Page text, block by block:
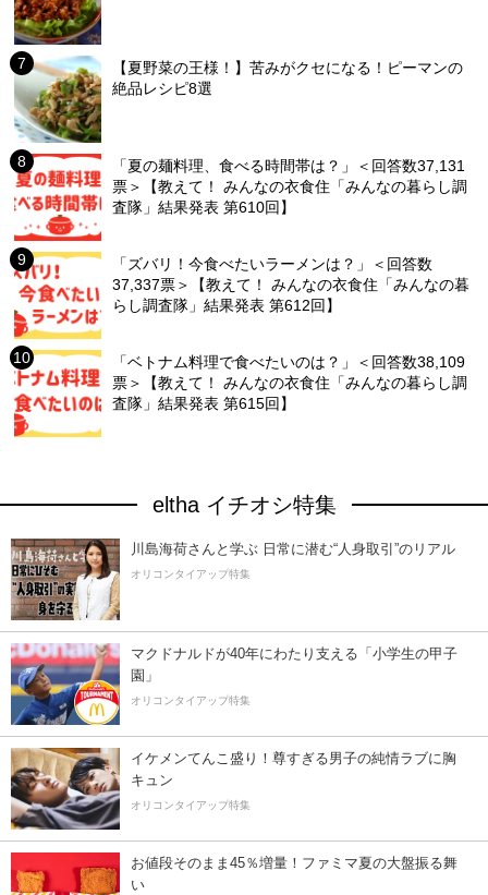
【夏野菜の王様！】苦みがクセになる！ピーマンの
絶品レシピ8選
「夏の麺料理、食べる時間帯は？」＜回答数37,131
票＞【教えて！ みんなの衣食住「みんなの暮らし調
査隊」結果発表 第610回】
「ズバリ！今食べたいラーメンは？」＜回答数
37,337票＞【教えて！ みんなの衣食住「みんなの暮
らし調査隊」結果発表 第612回】
「ベトナム料理で食べたいのは？」＜回答数38,109
票＞【教えて！ みんなの衣食住「みんなの暮らし調
査隊」結果発表 第615回】
eltha イチオシ特集
川島海荷さんと学ぶ 日常に潜む“人身取引”のリアル
オリコンタイアップ特集
マクドナルドが40年にわたり支える「小学生の甲子
園」
オリコンタイアップ特集
イケメンてんこ盛り！尊すぎる男子の純情ラブに胸
キュン
オリコンタイアップ特集
お値段そのまま45％増量！ファミマ夏の大盤振る舞
い